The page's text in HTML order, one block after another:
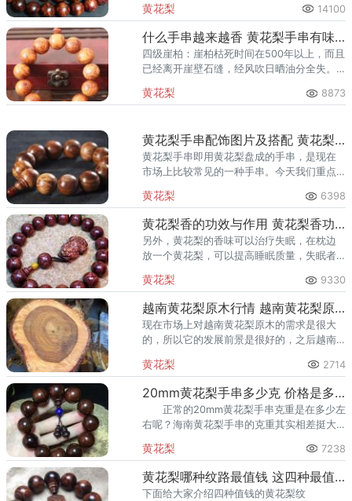
的。但是海南黄花梨手串很是小巧，不可能
用这种办法来鉴别。
黄花梨 14100
什么手串越来越香 黄花梨手串有味道吗
四级崖柏：崖柏枯死时间在500年以上，而且
已经离开崖壁石缝，经风吹日晒油分全失。
悠长，韵味十足。琥珀只有燃烧时才会散发
黄花梨 8873
黄花梨手串配饰图片及搭配 黄花梨手串配搭讲究
黄花梨手串即用黄花梨盘成的手串，是现在
市场上比较常见的一种手串。今天我们重点
黄花梨 6398
黄花梨香的功效与作用 黄花梨香功效介绍
另外，黄花梨的香味可以治疗失眠，在枕边
放一个黄花梨，可以提高睡眠质量，失眠者
黄花梨 9330
越南黄花梨原木行情 越南黄花梨原木行情分析
现在市场上对越南黄花梨原木的需求是很大
的，所以它的发展前景是很好的，之后越南
黄花梨原木资源是不断减少的。
黄花梨 2714
20mm黄花梨手串多少克 价格是多少
正常的20mm黄花梨手串克重是在多少左
右呢？海南黄花梨手串的克重其实相差挺大
所以这之间的差距有些大。下面我们来了解
20mm黄花梨手串的重量
黄花梨 7238
黄花梨哪种纹路最值钱 这四种最值钱
下面给大家介绍四种值钱的黄花梨纹